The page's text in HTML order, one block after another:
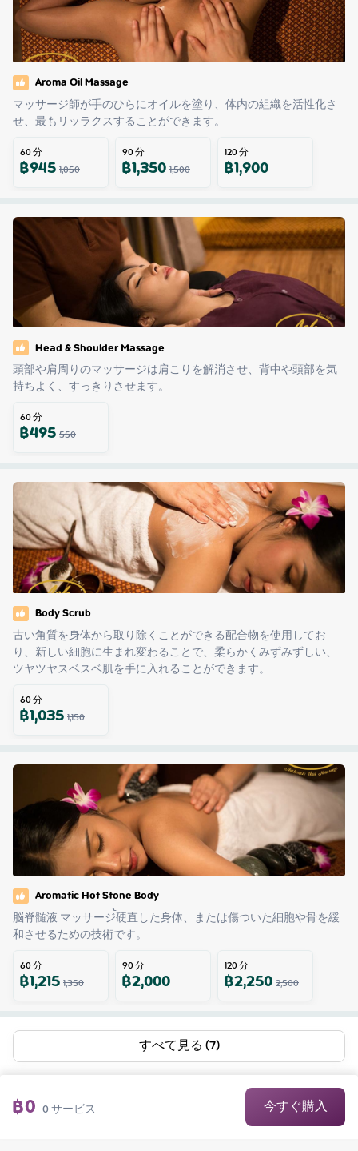
Aroma Oil Massage
マッサージ師が手のひらにオイルを塗り、体内の組織を活性化さ
せ、最もリッラクスすることができます。
60分
฿9451,050
90分
฿1,3501,500
120分
฿1,900
Head & Shoulder Massage
頭部や肩周りのマッサージは肩こりを解消させ、背中や頭部を気
持ちよく、すっきりさせます。
60分
฿495550
Body Scrub
古い角質を身体から取り除くことができる配合物を使用してお
り、新しい細胞に生まれ変わることで、柔らかくみずみずしい、
ツヤツヤスベスベ肌を手に入れることができます。
60分
฿1,0351,150
Aromatic Hot Stone Body
脳脊髄液 マッサージ้硬直した身体、または傷ついた細胞や骨を緩
和させるための技術です。
60分
฿1,2151,350
90分
฿2,000 120分
฿2,2502,500
すべて見る (7)
฿0 0サービス 今すぐ購入